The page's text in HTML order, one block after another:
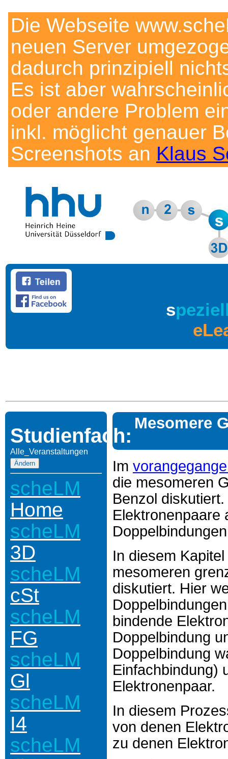
Die Webseite
neuen Server
dadurch prinzipiell
Es ist aber
oder andere Problem
inkl. möglicht genauer
Screenshots an Klaus
s
Studienfach:
Alle_Veranstaltungen
scheLM
Home
scheLM
3D
scheLM
cSt
scheLM
FG
scheLM
Gl
scheLM
I4
scheLM
Mesomere
Im
die mesomeren
Benzol
Elektronenpaare
In diesem
mesomeren
diskutiert. Hier
bindende
Doppelbindung
Doppelbindung
Einfachbindung)
Elektronenpaar.
In diesem
von denen
zu denen